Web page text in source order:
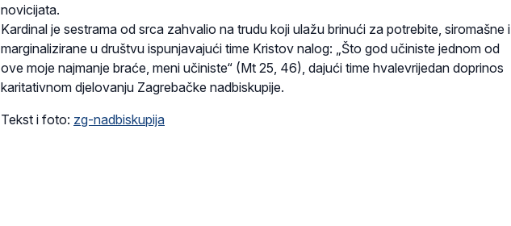
novicijata.
Kardinal je sestrama od srca zahvalio na trudu koji ulažu brinući za potrebite, siromašne i
marginalizirane u društvu ispunjavajući time Kristov nalog: „Što god učiniste jednom od
ove moje najmanje braće, meni učiniste“ (Mt 25, 46), dajući time hvalevrijedan doprinos
karitativnom djelovanju Zagrebačke nadbiskupije.
Tekst i foto: zg-nadbiskupija